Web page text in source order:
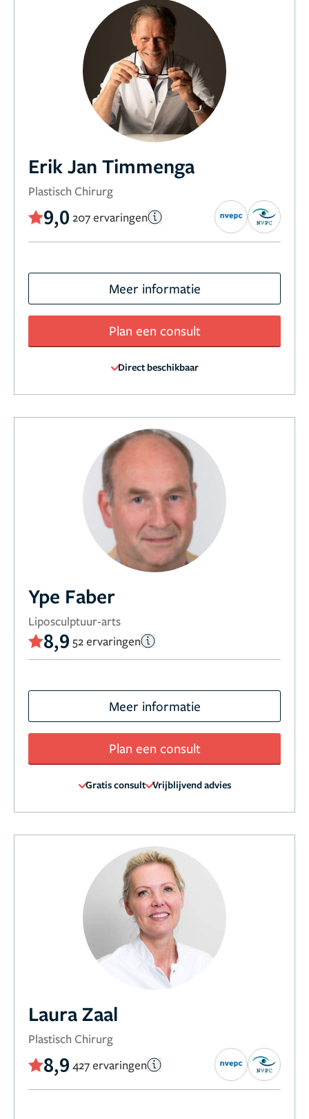
Erik Jan Timmenga
Plastisch Chirurg
9,0 207 ervaringen
Meer informatie
Plan een consult
Direct beschikbaar
Ype Faber
Liposculptuur-arts
8,9 52 ervaringen
Meer informatie
Plan een consult
Gratis consult Vrijblijvend advies
Laura Zaal
Plastisch Chirurg
8,9 427 ervaringen